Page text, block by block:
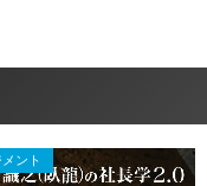
ント